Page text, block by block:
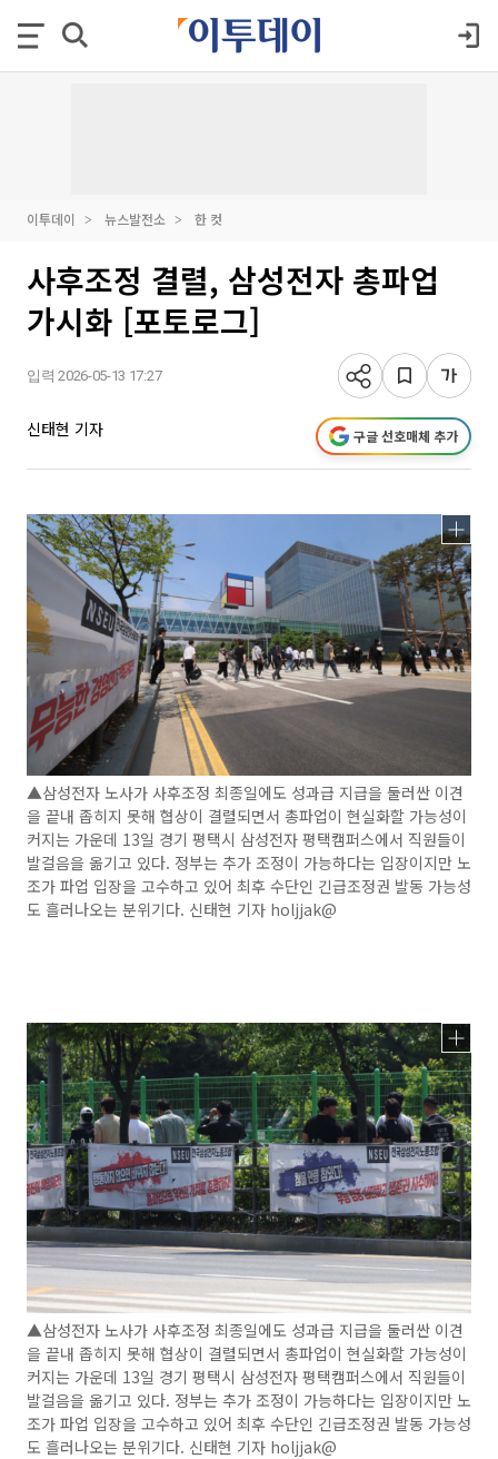
이투데이 뉴스발전소 한 컷
사후조정 결렬, 삼성전자 총파업
가시화 [포토로그]
입력 2026-05-13 17:27
신태현 기자 구글 선호매체 추가
▲삼성전자 노사가 사후조정 최종일에도 성과급 지급을 둘러싼 이견
을 끝내 좁히지 못해 협상이 결렬되면서 총파업이 현실화할 가능성이
커지는 가운데 13일 경기 평택시 삼성전자 평택캠퍼스에서 직원들이
발걸음을 옮기고 있다. 정부는 추가 조정이 가능하다는 입장이지만 노
조가 파업 입장을 고수하고 있어 최후 수단인 긴급조정권 발동 가능성
도 흘러나오는 분위기다. 신태현 기자 holjjak@
▲삼성전자 노사가 사후조정 최종일에도 성과급 지급을 둘러싼 이견
을 끝내 좁히지 못해 협상이 결렬되면서 총파업이 현실화할 가능성이
커지는 가운데 13일 경기 평택시 삼성전자 평택캠퍼스에서 직원들이
발걸음을 옮기고 있다. 정부는 추가 조정이 가능하다는 입장이지만 노
조가 파업 입장을 고수하고 있어 최후 수단인 긴급조정권 발동 가능성
도 흘러나오는 분위기다. 신태현 기자 holjjak@